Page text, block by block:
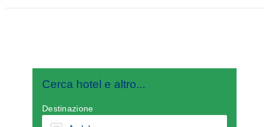
Cerca hotel e altro...
Destinazione